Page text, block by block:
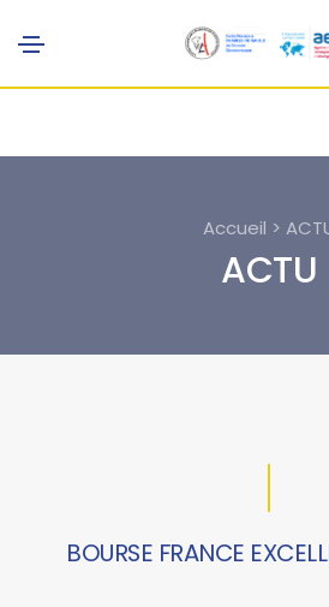
Accueil >
ACTU
BOURSE FRANCE